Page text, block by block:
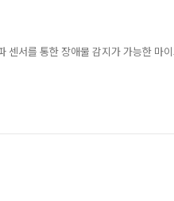
서를 통한 장애물 감지가 가능한 마